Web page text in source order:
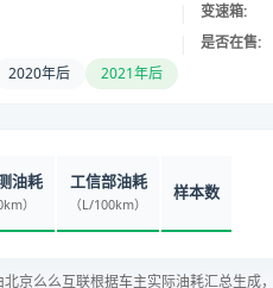
变速箱:
是否在售:
2020年后 2021年后
油耗
）
工信部油耗
（L/100km）
样本数
京么么互联根据车主实际油耗汇总生